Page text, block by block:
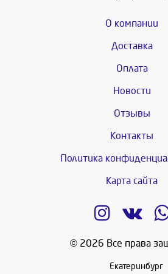
О компании
Доставка
Оплата
Новости
Отзывы
Контакты
Политика
Карта сайта
© 2026 Все права
Екатеринбург